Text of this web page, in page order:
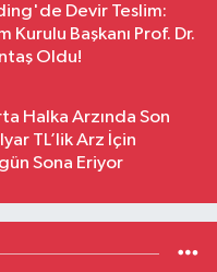
Devir Teslim:
Kurulu Başkanı Prof. Dr.
Oldu!
Halka Arzında Son
TL’lik Arz İçin
Sona Eriyor